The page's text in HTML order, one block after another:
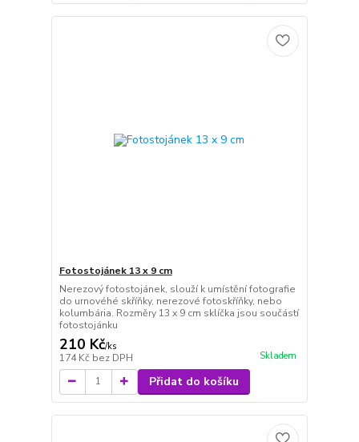
Fotostojánek 13 x 9 cm
Nerezový fotostojánek, slouží k umístění fotografie
do urnovéhé skříňky, nerezové fotoskříňky, nebo
kolumbária. Rozměry 13 x 9 cm sklíčka jsou součástí
fotostojánku
210 Kč/ks
174 Kč bez DPH Skladem
Přidat do košíku